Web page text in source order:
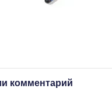
комментарий